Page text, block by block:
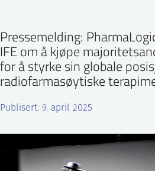
atomanlegg
Norske thoriumnettverket
Pressemelding:
IFE om å kjøpe
for å styrke sin globale
radiofarmasøytiske
Publisert: 9. april 2025